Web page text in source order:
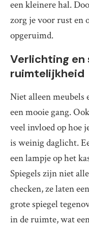
een kleinere hal.
zorg je voor rust en
opgeruimd.
Verlichting en
ruimtelijkheid
Niet alleen meubels
een mooie gang.
veel invloed op hoe
is weinig daglicht.
een lampje op het
Spiegels zijn niet
checken, ze laten
grote spiegel
in de ruimte, wat